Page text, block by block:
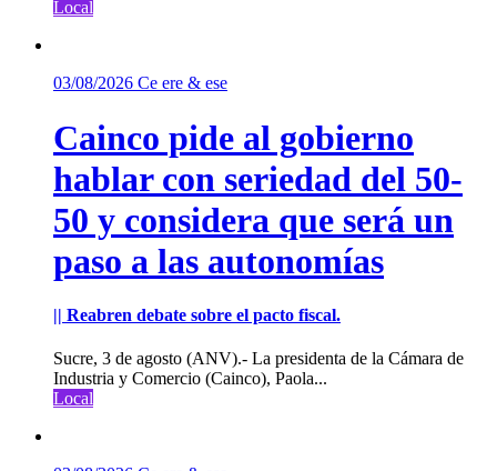
Local
03/08/2026 Ce ere & ese
Cainco pide al gobierno
hablar con seriedad del 50-
50 y considera que será un
paso a las autonomías
|| Reabren debate sobre el pacto fiscal.
Sucre, 3 de agosto (ANV).- La presidenta de la Cámara de
Industria y Comercio (Cainco), Paola...
Local